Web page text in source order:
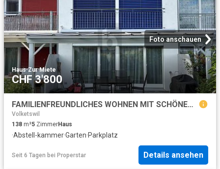
Foto anschauen
Haus·Zur Miete
CHF 3'800
FAMILIENFREUNDLICHES WOHNEN MIT SCHÖNEM GARTEN
Volketswil
138 m²5 ZimmerHaus
·Abstell-kammer·Garten·Parkplatz
Seit 6 Tagen bei Properstar Details ansehen